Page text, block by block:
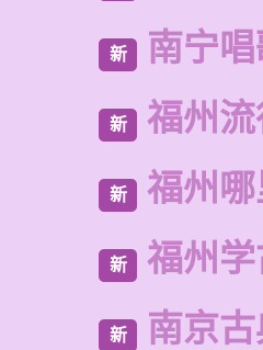
新 南宁
新 福州
新 福州
新 福州
新 南京古